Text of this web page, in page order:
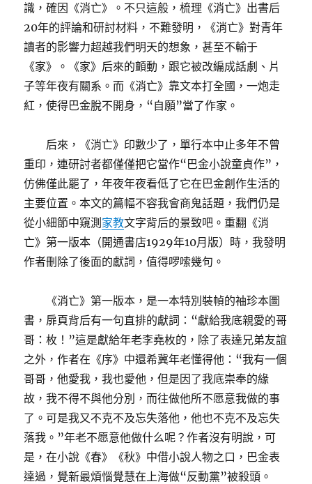
識，確因《消亡》。不只這般，梳理《消亡》出書后
20年的評論和研討材料，不難發明，《消亡》對青年
讀者的影響力超越我們明天的想象，甚至不輸于
《家》。《家》后來的顫動，跟它被改編成話劇、片
子等年夜有關系。而《消亡》靠文本打全國，一炮走
紅，使得巴金脫不開身，“自願”當了作家。
后來，《消亡》印數少了，單行本中止多年不曾
重印，連研討者都僅僅把它當作“巴金小說童貞作”，
仿佛僅此罷了，年夜年夜看低了它在巴金創作生活的
主要位置。本文的篇幅不容我會商鬼話題，我們仍是
從小細節中窺測 家教文字背后的景致吧。重翻《消
亡》第一版本（開通書店1929年10月版）時，我發明
作者刪除了後面的獻詞，值得啰嗦幾句。
《消亡》第一版本，是一本特別裝幀的袖珍本圖
書，扉頁背后有一句直排的獻詞：“獻給我底親愛的哥
哥：枚！”這是獻給年老李堯枚的，除了表達兄弟友誼
之外，作者在《序》中還希冀年老懂得他：“我有一個
哥哥，他愛我，我也愛他，但是因了我底崇奉的緣
故，我不得不與他分別，而往做他所不愿意我做的事
了。可是我又不克不及忘失落他，他也不克不及忘失
落我。”年老不愿意他做什么呢？作者沒有明說，可
是，在小說《春》《秋》中借小說人物之口，巴金表
達過，覺新最煩惱覺慧在上海做“反動黨”被殺頭。